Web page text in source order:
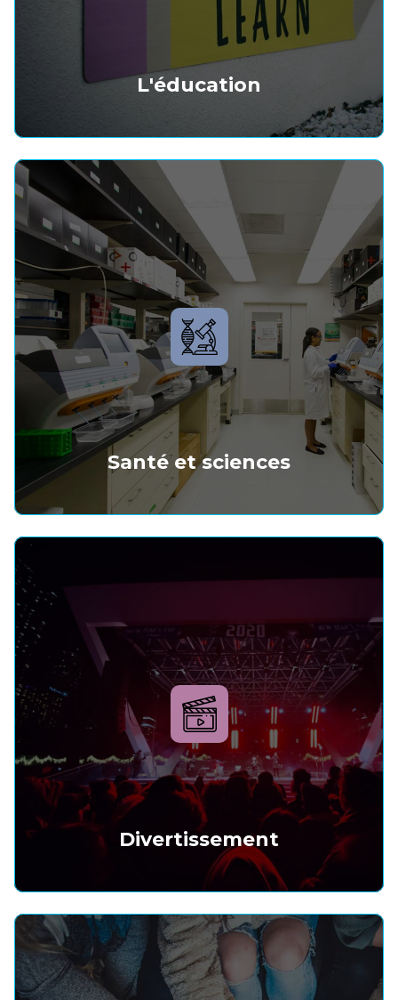
L'éducation
Santé et sciences
Divertissement